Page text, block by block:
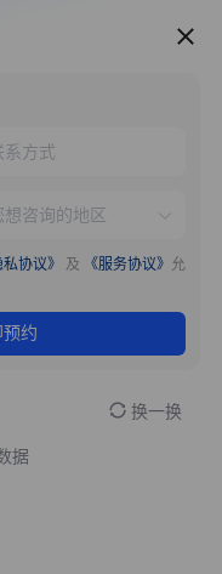
服务推荐
私协议》 及 《服务协议》 允
预约
换一换
据